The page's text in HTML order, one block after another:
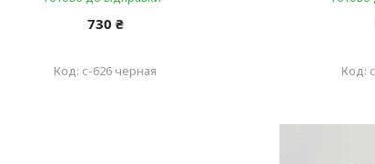
730 ₴
с-626 черная